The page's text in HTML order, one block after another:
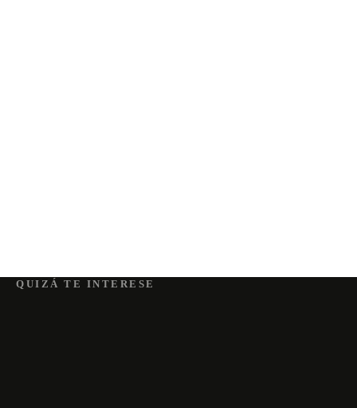
QUIZÁ TE INTERESE